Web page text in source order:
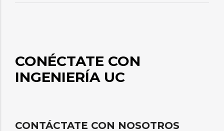
CONÉCTATE CON
INGENIERÍA UC
CONTÁCTATE CON NOSOTROS